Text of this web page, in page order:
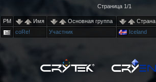
Страница 1/1
PM Имя Основная группа Страна
coRe!
Участник Iceland